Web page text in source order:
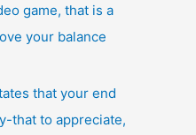
game, that is a
your balance
that your end
that to appreciate,